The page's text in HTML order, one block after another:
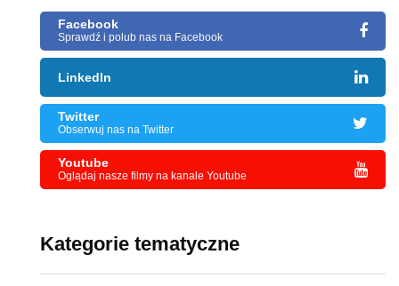
Facebook
Sprawdź i polub nas na Facebook
LinkedIn
Twitter
Obserwuj nas na Twitter
Youtube
Oglądaj nasze filmy na kanale Youtube
Kategorie tematyczne